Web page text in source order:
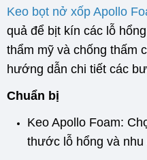
Keo bọt nở xốp Apollo
quả để bịt kín các lỗ
thẩm mỹ và chống thấm
hướng dẫn chi tiết các
Chuẩn bị
Keo Apollo Foam:
thước lỗ hổng và nhu